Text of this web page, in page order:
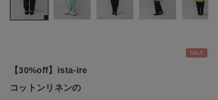
ナチュラル服
生活雑貨
【30%off】ista-ire
コットンリネンの
SALE